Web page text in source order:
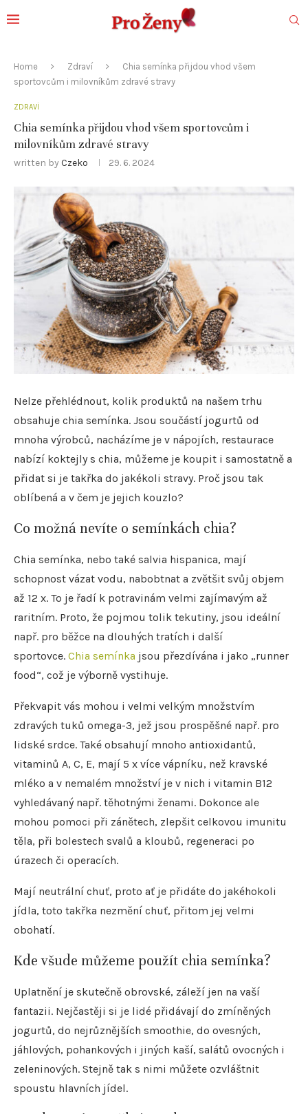
Home Zdraví
Chia semínka přijdou vhod všem
sportovcům i milovníkům zdravé stravy
ZDRAVÍ
Chia semínka přijdou vhod všem sportovcům i
milovníkům zdravé stravy
written by Czeko 29. 6. 2024
Nelze přehlédnout, kolik produktů na našem trhu
obsahuje chia semínka. Jsou součástí jogurtů od
mnoha výrobců, nacházíme je v nápojích, restaurace
nabízí koktejly s chia, můžeme je koupit i samostatně a
přidat si je takřka do jakékoli stravy. Proč jsou tak
oblíbená a v čem je jejich kouzlo?
Co možná nevíte o semínkách chia?
Chia semínka, nebo také salvia hispanica, mají
schopnost vázat vodu, nabobtnat a zvětšit svůj objem
až 12 x. To je řadí k potravinám velmi zajímavým až
raritním. Proto, že pojmou tolik tekutiny, jsou ideální
např. pro běžce na dlouhých tratích i další
sportovce. Chia semínka jsou přezdívána i jako „runner
food“, což je výborně vystihuje.
Překvapit vás mohou i velmi velkým množstvím
zdravých tuků omega-3, jež jsou prospěšné např. pro
lidské srdce. Také obsahují mnoho antioxidantů,
vitaminů A, C, E, mají 5 x více vápníku, než kravské
mléko a v nemalém množství je v nich i vitamin B12
vyhledávaný např. těhotnými ženami. Dokonce ale
mohou pomoci při zánětech, zlepšit celkovou imunitu
těla, při bolestech svalů a kloubů, regeneraci po
úrazech či operacích.
Mají neutrální chuť, proto ať je přidáte do jakéhokoli
jídla, toto takřka nezmění chuť, přitom jej velmi
obohatí.
Kde všude můžeme použít chia semínka?
Uplatnění je skutečně obrovské, záleží jen na vaší
fantazii. Nejčastěji si je lidé přidávají do zmíněných
jogurtů, do nejrůznějších smoothie, do ovesných,
jáhlových, pohankových i jiných kaší, salátů ovocných i
zeleninových. Stejně tak s nimi můžete ozvláštnit
spoustu hlavních jídel.